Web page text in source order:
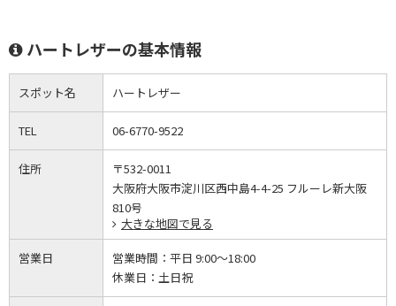
ハートレザーの基本情報
スポット名 ハートレザー
TEL 06-6770-9522
住所
〒532-0011
大阪府大阪市淀川区西中島4-4-25 フルーレ新大阪
810号
大きな地図で見る
営業日 営業時間： 平日 9:00～18:00
休業日： 土日祝